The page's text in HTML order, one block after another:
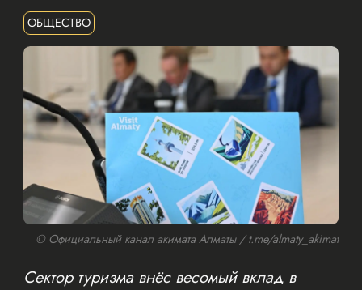
ОБЩЕСТВО
© Официальный канал акимата Алматы / t.me/almaty_akimat
Сектор туризма внёс весомый вклад в